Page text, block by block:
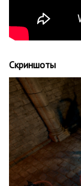
Скриншоты